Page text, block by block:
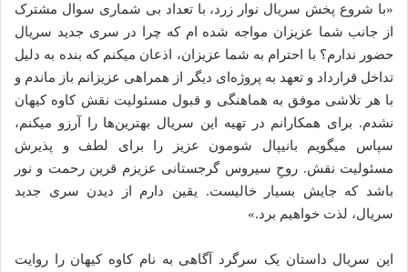
«با شروع پخش سریال نوار زرد، با تعداد بی شماری سوال مشترک
از جانب شما عزیزان مواجه شده ام که چرا در سری جدید سریال
حضور ندارم؟ با احترام به شما عزیزان، اذعان میکنم که بنده به دلیل
تداخل قرارداد و تعهد به پروژه‌ای دیگر از همراهی عزیزانم باز ماندم و
با هر تلاشی موفق به هماهنگی و قبول مسئولیت نقش کاوه کیهان
نشدم. برای همکارانم در تهیه این سریال بهترین‌ها را آرزو میکنم،
سپاس میگویم بانیپال شومون عزیز را برای لطف و پذیرش
مسئولیت نقش. روحِ سیروس گرجستانی عزیزم قرین رحمت و نور
باشد که جایش بسیار خالیست. یقین دارم از دیدن سری جدید
سریال، لذت خواهیم برد.»
این سریال داستان یک سرگرد آگاهی به نام کاوه کیهان را روایت